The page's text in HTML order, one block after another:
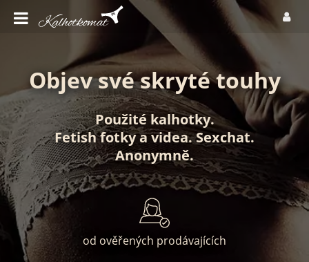
Objev své skryté touhy
Použité kalhotky.
Fetish fotkyavidea.Sexchat.
Anonymně.
od ověřených prodávajících